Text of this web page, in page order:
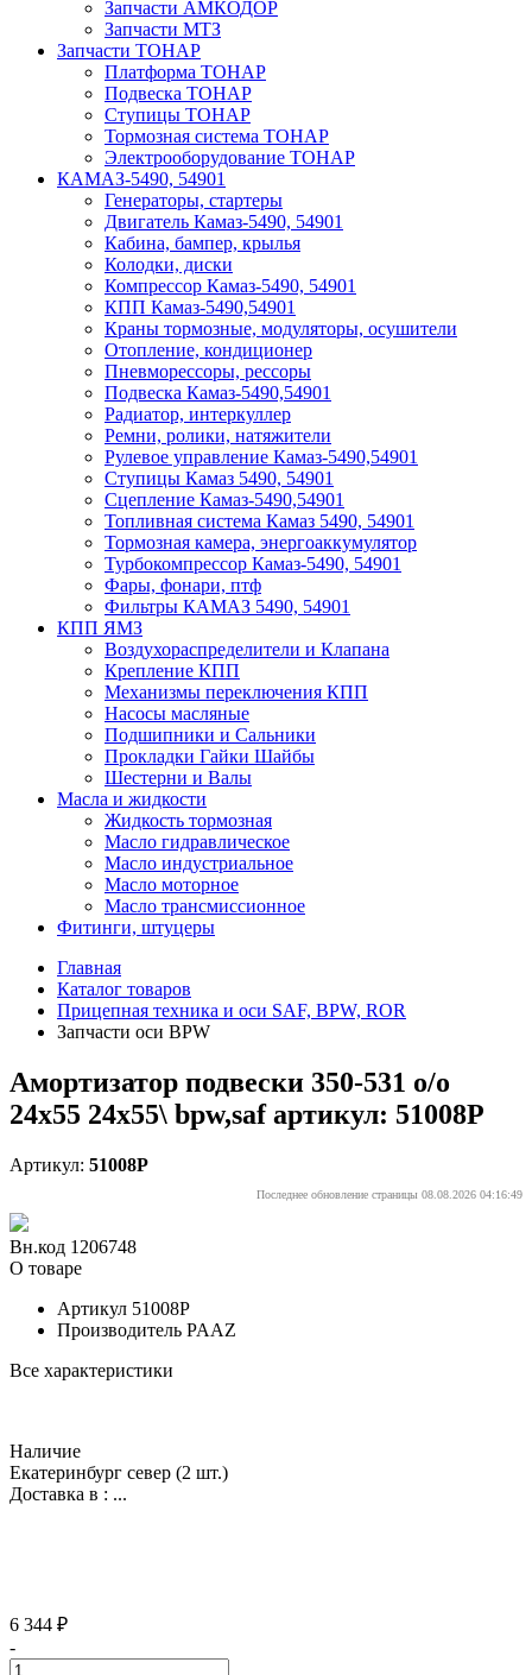
Запчасти АМКОДОР
Запчасти МТЗ
Запчасти ТОНАР
Платформа ТОНАР
Подвеска ТОНАР
Ступицы ТОНАР
Тормозная система ТОНАР
Электрооборудование ТОНАР
КАМАЗ-5490, 54901
Генераторы, стартеры
Двигатель Камаз-5490, 54901
Кабина, бампер, крылья
Колодки, диски
Компрессор Камаз-5490, 54901
КПП Камаз-5490,54901
Краны тормозные, модуляторы, осушители
Отопление, кондиционер
Пневморессоры, рессоры
Подвеска Камаз-5490,54901
Радиатор, интеркуллер
Ремни, ролики, натяжители
Рулевое управление Камаз-5490,54901
Ступицы Камаз 5490, 54901
Сцепление Камаз-5490,54901
Топливная система Камаз 5490, 54901
Тормозная камера, энергоаккумулятор
Турбокомпрессор Камаз-5490, 54901
Фары, фонари, птф
Фильтры КАМАЗ 5490, 54901
КПП ЯМЗ
Воздухораспределители и Клапана
Крепление КПП
Механизмы переключения КПП
Насосы масляные
Подшипники и Сальники
Прокладки Гайки Шайбы
Шестерни и Валы
Масла и жидкости
Жидкость тормозная
Масло гидравлическое
Масло индустриальное
Масло моторное
Масло трансмиссионное
Фитинги, штуцеры
Главная
Каталог товаров
Прицепная техника и оси SAF, BPW, ROR
Запчасти оси BPW
Амортизатор подвески 350-531 o/o
24x55 24x55\ bpw,saf артикул: 51008P
Артикул: 51008P
Последнее обновление страницы 08.08.2026 04:16:49
Вн.код 1206748
О товаре
Артикул 51008P
Производитель PAAZ
Все характеристики
Наличие
Екатеринбург север (2 шт.)
Доставка в : ...
6 344 ₽
-